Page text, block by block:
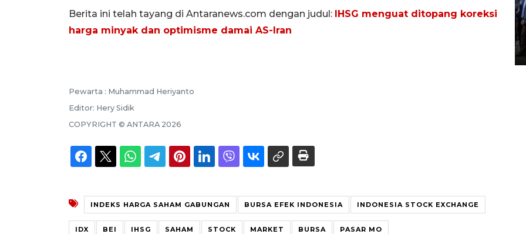
Berita ini telah tayang di Antaranews.com dengan judul: IHSG menguat ditopang koreksi
harga minyak dan optimisme damai AS-Iran
Pewarta : Muhammad Heriyanto
Editor: Hery Sidik
COPYRIGHT © ANTARA 2026
INDEKS HARGA SAHAM GABUNGAN BURSA EFEK INDONESIA INDONESIA STOCK EXCHANGE
IDX BEI IHSG SAHAM STOCK MARKET BURSA PASAR MO
BPJS Kesehatan Yogyakarta
perkuat sinergi dengan